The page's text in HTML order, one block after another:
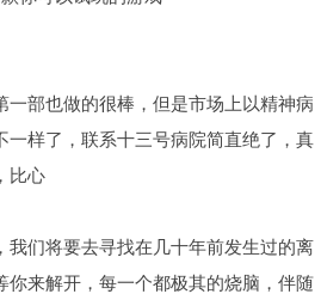
部也做的很棒，但是市场上以精神病
一样了，联系十三号病院简直绝了，真
比心
们将要去寻找在几十年前发生过的离
来解开，每一个都极其的烧脑，伴随